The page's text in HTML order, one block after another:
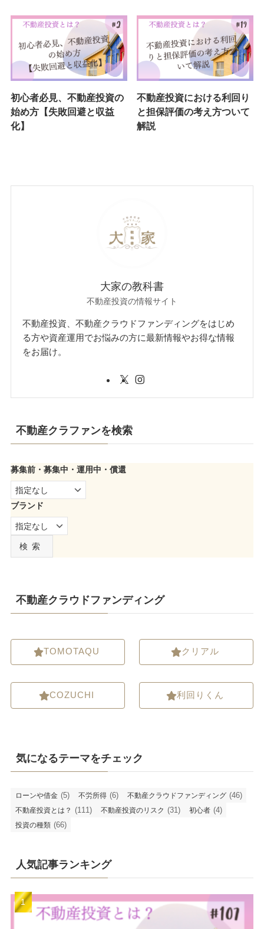
初心者必見、不動産投資の
始め方【失敗回避と収益
化】
不動産投資における利回り
と担保評価の考え方ついて
解説
大家の教科書
不動産投資の情報サイト
不動産投資、不動産クラウドファンディングをはじめ
る方や資産運用でお悩みの方に最新情報やお得な情報
をお届け。
不動産クラファンを検索
募集前・募集中・運用中・償還
ブランド
検索
不動産クラウドファンディング
TOMOTAQU
COZUCHI
クリアル
利回りくん
気になるテーマをチェック
ローンや借金 (5) 不労所得 (6) 不動産クラウドファンディング (46)
不動産投資とは？ (111) 不動産投資のリスク (31) 初心者 (4)
投資の種類 (66)
人気記事ランキング